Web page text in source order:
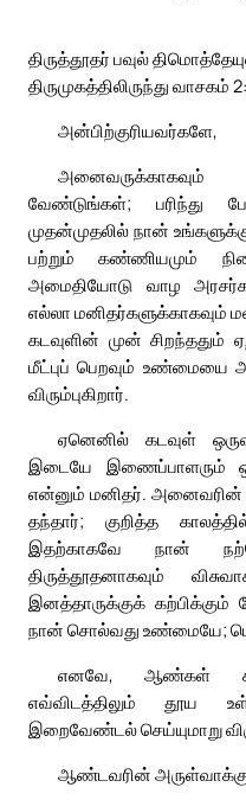
திருத்தூதர் பவுல்
திருமுகத்திலிருந்து வாசகம்
அன்பிற்குரியவர்களே,
வேண்டுங்கள்; பரிந்து
முதன்முதலில் நான்
பற்றும் கண்ணியமும்
அமைதியோடு வாழ
எல்லா மனிதர்களுக்காகவும்
கடவுளின் முன் சிறந்ததும்
மீட்புப் பெறவும் உண்மையை
விரும்புகிறார்.
ஏனெனில் கடவுள்
இடையே இணைப்பாளரும்
என்னும் மனிதர். அனைவரின்
தந்தார்; குறித்த
இதற்காகவே நான்
திருத்தூதனாகவும்
இனத்தாருக்குக்
நான் சொல்வது உண்மையே;
எனவே, ஆண்கள்
எவ்விடத்திலும் தூய
இறைவேண்டல் செய்யுமாறு
ஆண்டவரின்